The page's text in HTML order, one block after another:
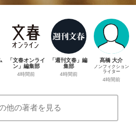
「文春オンライ
ン」編集部
4時間前
「週刊文春」編
集部
4時間前
髙橋 大介
ノンフィクション
ライター
4時間前
他の著者を見る